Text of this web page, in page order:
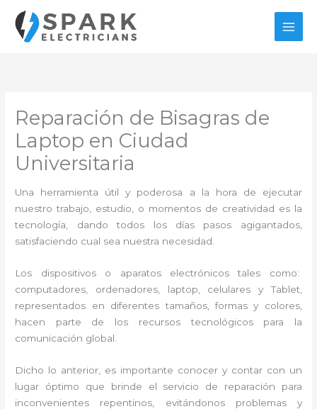
contenido
Reparación de Bisagras de
Laptop en Ciudad
Universitaria
Una herramienta útil y poderosa a la hora de ejecutar
nuestro trabajo, estudio, o momentos de creatividad es la
tecnología, dando todos los días pasos agigantados,
satisfaciendo cual sea nuestra necesidad.
Los dispositivos o aparatos electrónicos tales como:
computadores, ordenadores, laptop, celulares y Tablet,
representados en diferentes tamaños, formas y colores,
hacen parte de los recursos tecnológicos para la
comunicación global.
Dicho lo anterior, es importante conocer y contar con un
lugar óptimo que brinde el servicio de reparación
para
inconvenientes repentinos, evitándonos problemas y